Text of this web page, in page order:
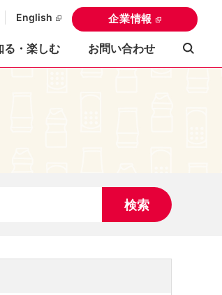
English 企業情報
る・楽しむ お問い合わせ
検索